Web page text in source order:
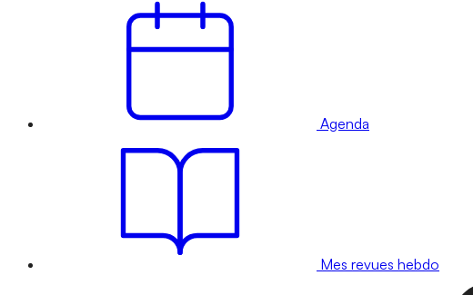
Agenda
Mes revues hebdo